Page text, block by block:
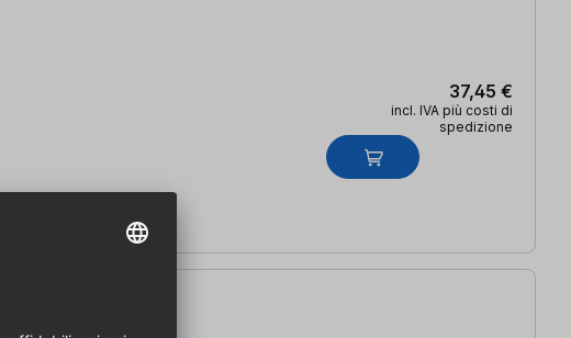
37,45 €
incl. IVA più costi di
spedizione